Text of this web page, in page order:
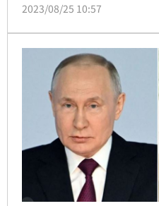
首腦普里格津墜機是一場
炸，或是其他形式的蓄意
未被證實。
2023/08/25 10:57